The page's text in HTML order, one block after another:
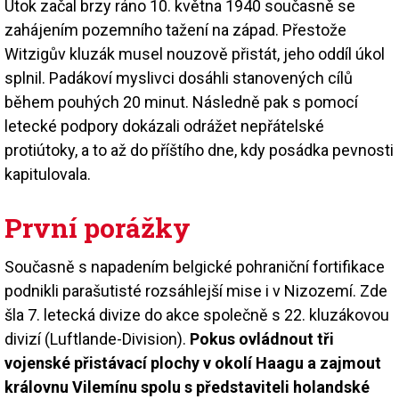
Útok začal brzy ráno 10. května 1940 současně se
zahájením pozemního tažení na západ. Přestože
Witzigův kluzák musel nouzově přistát, jeho oddíl úkol
splnil. Padákoví myslivci dosáhli stanovených cílů
během pouhých 20 minut. Následně pak s pomocí
letecké podpory dokázali odrážet nepřátelské
protiútoky, a to až do příštího dne, kdy posádka pevnosti
kapitulovala.
První porážky
Současně s napadením belgické pohraniční fortifikace
podnikli parašutisté rozsáhlejší mise i v Nizozemí. Zde
šla 7. letecká divize do akce společně s 22. kluzákovou
divizí (Luftlande-Division). Pokus ovládnout tři
vojenské přistávací plochy v okolí Haagu a zajmout
královnu Vilemínu spolu s představiteli holandské